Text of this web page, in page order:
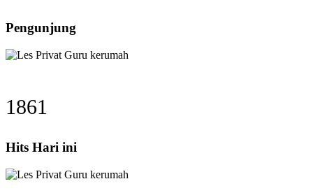
Pengunjung
1861
Hits Hari ini